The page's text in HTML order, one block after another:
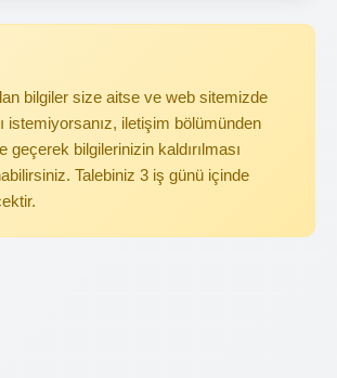
bilgiler size aitse ve web sitemizde
istemiyorsanız, iletişim bölümünden
geçerek bilgilerinizin kaldırılması
Talebiniz 3 iş günü içinde